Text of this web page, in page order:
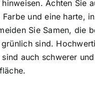
hinweisen. Achten Sie
und eine harte,
Sie Samen, die
sind.
sind auch schwerer